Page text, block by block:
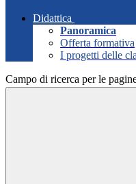
Didattica
Panoramica
Offerta formativa
I progetti delle
Campo di ricerca per le